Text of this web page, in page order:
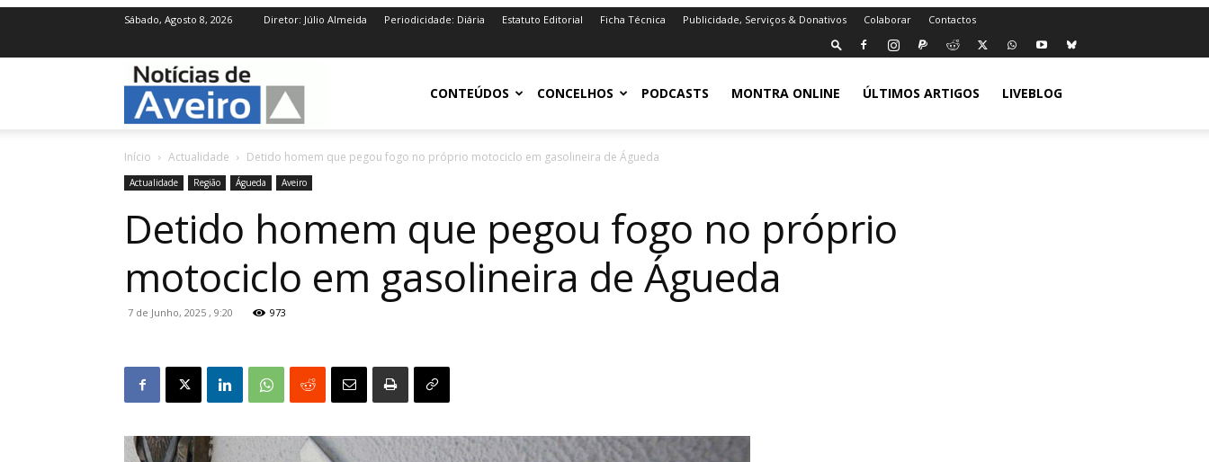
Sábado, Agosto 8, 2026 Diretor: Júlio Almeida Periodicidade: Diária Estatuto Editorial Ficha Técnica Publicidade, Serviços & Donativos Colaborar Contactos
NotíciasdeAveiro.ptCONTEÚDOS CONCELHOS PODCASTS MONTRA ONLINE ÚLTIMOS ARTIGOS LIVEBLOG
Início Actualidade Detido homem que pegou fogo no próprio motociclo em gasolineira de Águeda
Actualidade Região Águeda Aveiro
Detido homem que pegou fogo no próprio
motociclo em gasolineira de Águeda
7 de Junho, 2025 , 9:20 973